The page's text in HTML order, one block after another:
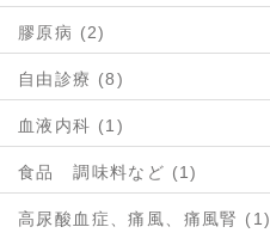
膠原病 (2)
自由診療 (8)
血液内科 (1)
食品 調味料など (1)
高尿酸血症、痛風、痛風腎 (1)